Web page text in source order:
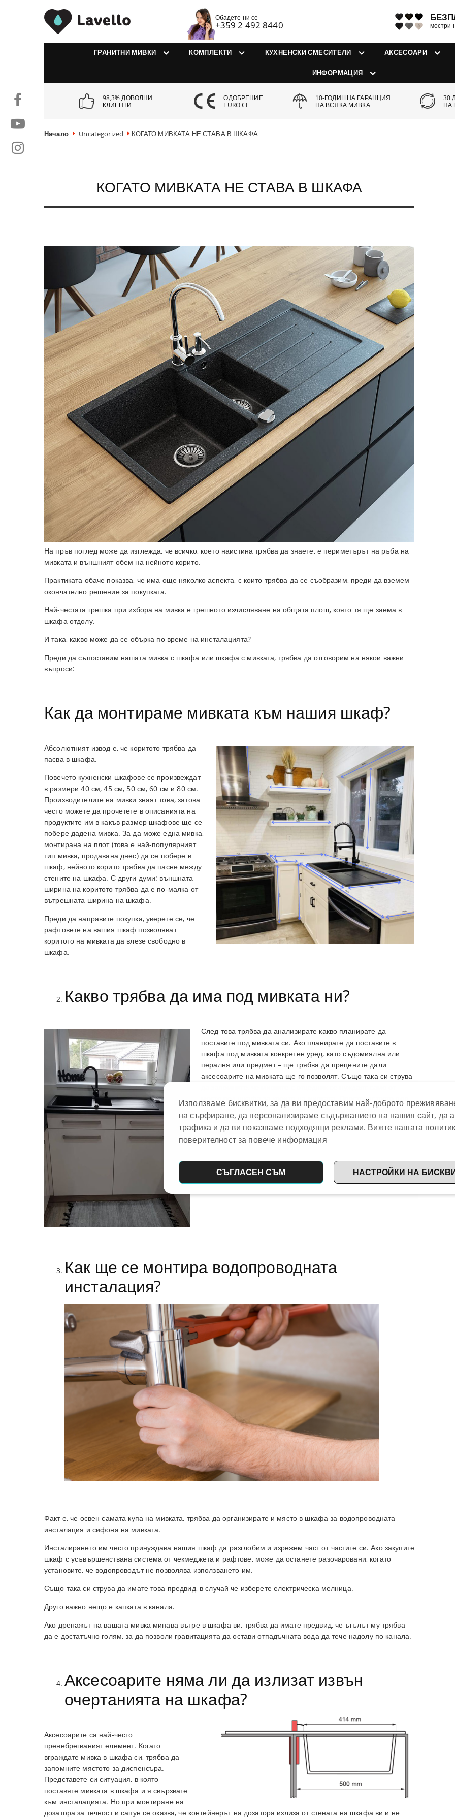
Обадете ни се
+359 2 492 8440 мостри
ГРАНИТНИ МИВКИ КОМПЛЕКТИ КУХНЕНСКИ СМЕСИТЕЛИ АКСЕСОАРИ
ИНФОРМАЦИЯ
98,3% ДОВОЛНИ
КЛИЕНТИ
ОДОБРЕНИЕ
EURO CE
10-ГОДИШНА ГАРАНЦИЯ
НА ВСЯКА МИВКА
30
НА
Начало Uncategorized КОГАТО МИВКАТА НЕ СТАВА В ШКАФА
КОГАТО МИВКАТА НЕ СТАВА В ШКАФА
На пръв поглед може да изглежда, че всичко, което наистина трябва да знаете, е периметърът на ръба на
мивката и външният обем на нейното корито.
Практиката обаче показва, че има още няколко аспекта, с които трябва да се съобразим, преди да вземем
окончателно решение за покупката.
Най-честата грешка при избора на мивка е грешното изчисляване на общата площ, която тя ще заема в
шкафа отдолу.
И така, какво може да се обърка по време на инсталацията?
Преди да съпоставим нашата мивка с шкафа или шкафа с мивката, трябва да отговорим на някои важни
въпроси:
Как да монтираме мивката към нашия шкаф?
Абсолютният извод е, че коритото трябва да
пасва в шкафа.
Повечето кухненски шкафове се произвеждат
в размери 40 см, 45 см, 50 см, 60 см и 80 см.
Производителите на мивки знаят това, затова
често можете да прочетете в описанията на
продуктите им в какъв размер шкафове ще се
побере дадена мивка. За да може една мивка,
монтирана на плот (това е най-популярният
тип мивка, продавана днес) да се побере в
шкаф, нейното корито трябва да пасне между
стените на шкафа. С други думи: външната
ширина на коритото трябва да е по-малка от
вътрешната ширина на шкафа.
Преди да направите покупка, уверете се, че
рафтовете на вашия шкаф позволяват
коритото на мивката да влезе свободно в
шкафа.
Какво трябва да има под мивката ни?
След това трябва да анализирате какво планирате да
поставите под мивката си. Ако планирате да поставите в
шкафа под мивката конкретен уред, като съдомиялна или
пералня или предмет – ще трябва да прецените дали
аксесоарите на мивката ще го позволят. Също така си струва
място под шкафа за корито на мивката. Пространството под
отцедника може да се използва например за: съдомиялна
машина, кошче за боклук или други кухненски
принадлежности.
Как ще се монтира водопроводната
инсталация?
Факт е, че освен самата купа на мивката, трябва да организирате и място в шкафа за водопроводната
инсталация и сифона на мивката.
Инсталирането им често принуждава нашия шкаф да разглобим и изрежем част от частите си. Ако закупите
шкаф с усъвършенствана система от чекмеджета и рафтове, може да останете разочаровани, когато
установите, че водопроводът не позволява използването им.
Също така си струва да имате това предвид, в случай че изберете електрическа мелница.
Друго важно нещо е капката в канала.
Ако дренажът на вашата мивка минава вътре в шкафа ви, трябва да имате предвид, че ъгълът му трябва
да е достатъчно голям, за да позволи гравитацията да остави отпадъчната вода да тече надолу по канала.
Аксесоарите няма ли да излизат извън
очертанията на шкафа?
Аксесоарите са най-често
пренебрегваният елемент. Когато
вграждате мивка в шкафа си, трябва да
запомните мястото за диспенсъра.
Представете си ситуация, в която
поставяте мивката в шкафа и я свързвате
към инсталацията. Но при монтиране на
дозатора за течност и сапун се оказва, че контейнерът на дозатора излиза от стената на шкафа ви и не
Използваме бисквитки, за да ви предоставим най-доброто
на сърфиране, да персонализираме съдържанието на нашия сайт, да
трафика и да ви показваме подходящи реклами. Вижте нашата
поверителност за повече информация
СЪГЛАСЕН СЪМ НАСТРОЙКИ НА